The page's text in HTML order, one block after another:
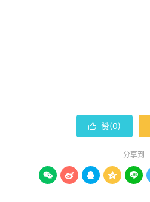
 赞(0)
分享到
    